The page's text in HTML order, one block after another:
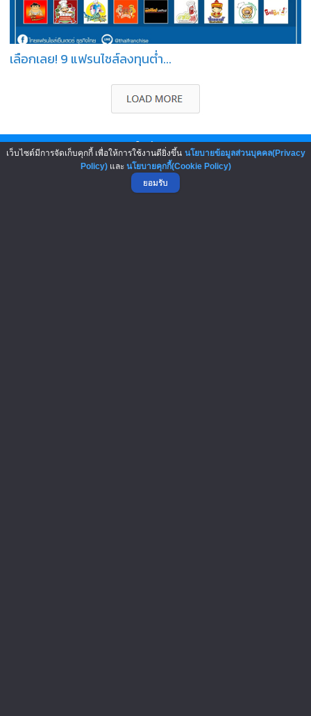
เลือกเลย! 9 แฟรนไชส์ลงทุนต่ำ...
บทความมาใหม่ : New Articles
เว็บไซต์มีการจัดเก็บคุกกี้ เพื่อให้การใช้งานดียิ่งขึ้น นโยบายข้อมูลส่วนบุคคล(Privacy
Policy)และ นโยบายคุกกี้(Cookie Policy)
ยอมรับ